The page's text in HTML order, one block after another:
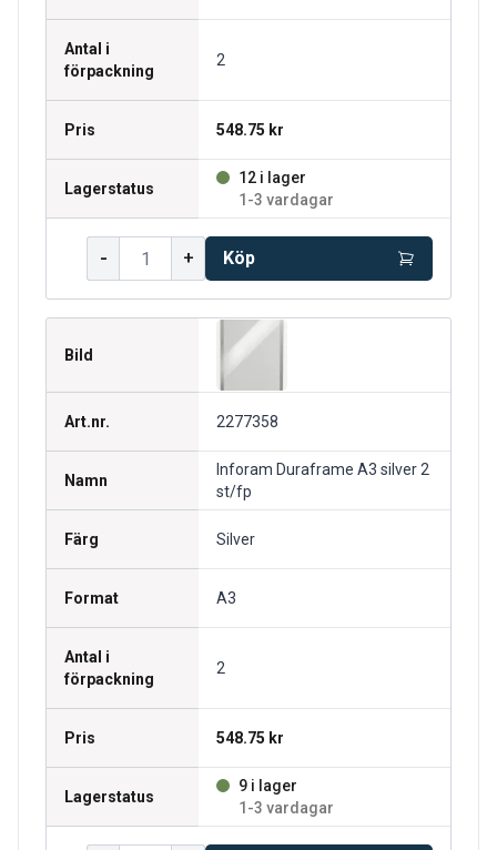
Antal i
förpackning
2
Pris 548.75 kr
Lagerstatus
12 i lager
1-3 vardagar
- + Köp
Bild
Art.nr. 2277358
Namn
Inforam Duraframe A3 silver 2
st/fp
Färg Silver
Format A3
Antal i
förpackning
2
Pris 548.75 kr
Lagerstatus
9 i lager
1-3 vardagar